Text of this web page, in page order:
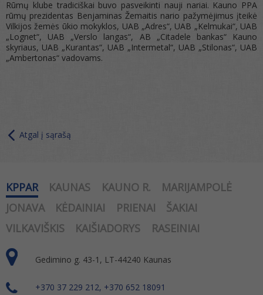
Rūmų klube tradiciškai buvo pasveikinti nauji nariai. Kauno PPA
rūmų prezidentas Benjaminas Žemaitis nario pažymėjimus įteikė
Vilkijos žemės ūkio mokyklos, UAB „Adres“, UAB „Kelmukai“, UAB
„Lognet“, UAB „Verslo langas“, AB „Citadele bankas“ Kauno
skyriaus, UAB „Kurantas“, UAB „Intermetal“, UAB „Stilonas“, UAB
„Ambertonas“ vadovams.
Atgal į sąrašą
KPPAR KAUNAS KAUNO R.
MARIJAMPOLĖ
JONAVA
KĖDAINIAI PRIENAI
ŠAKIAI
VILKAVIŠKIS
KAIŠIADORYS RASEINIAI
Gedimino g. 43-1, LT-44240 Kaunas
+370 37 229 212, +370 652 18091